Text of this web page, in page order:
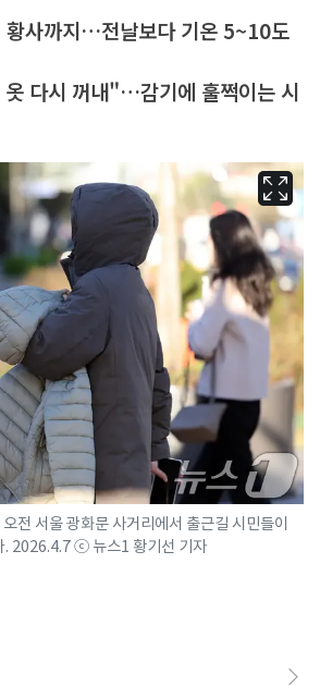
황사까지…전날보다 기온 5~10도
다시 꺼내"…감기에 훌쩍이는 시
전 서울 광화문 사거리에서 출근길 시민들이
. 2026.4.7 ⓒ 뉴스1 황기선 기자